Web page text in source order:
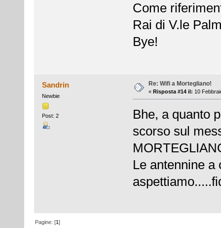
Come
Rai di V.le
Bye!
Sandrin
Newbie
Post: 2
Re: Wifi a Mortegliano!
« Risposta #14 il: 10
Bhe, a quanto
scorso sul
Le antennine a
Pagine: [1]